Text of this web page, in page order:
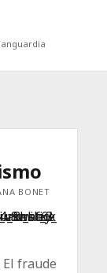
BONET
El fraude